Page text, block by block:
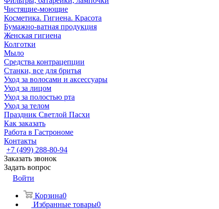
Чистящие-моющие
Косметика. Гигиена. Красота
Бумажно-ватная продукция
Женская гигиена
Колготки
Мыло
Средства контрацепции
Станки, все для бритья
Уход за волосами и аксессуары
Уход за лицом
Уход за полостью рта
Уход за телом
Праздник Светлой Пасхи
Как заказать
Работа в Гастрономе
Контакты
+7 (499) 288-80-94
Заказать звонок
Задать вопрос
Войти
Корзина0
Избранные товары0